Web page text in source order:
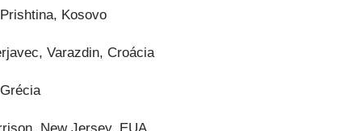
Kosovo
Varazdin, Croácia